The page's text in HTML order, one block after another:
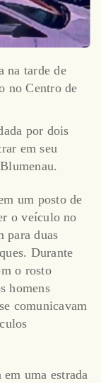
na tarde de
no Centro de
por dois
em seu
um posto de
o veículo no
para duas
Durante
o rosto
homens
comunicavam
uma estrada